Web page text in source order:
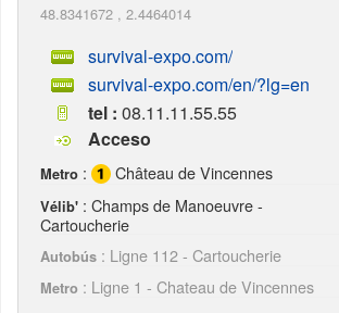
48.8341672 , 2.4464014
survival-expo.com/
survival-expo.com/en/?lg=en
tel : 08.11.11.55.55
Acceso
Metro : Château de Vincennes
Vélib' : Champs de Manoeuvre -
Cartoucherie
Autobús : Ligne 112 - Cartoucherie
Metro : Ligne 1 - Chateau de Vincennes